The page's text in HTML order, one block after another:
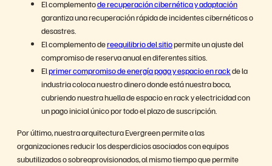
El complementode recuperación cibernética y adaptación
garantiza una recuperación rápida de incidentes cibernéticos o
desastres.
El complemento dereequilibrio del sitiopermite un ajuste del
compromiso de reserva anual en diferentes sitios.
Elprimer compromiso de energía paga y espacio en rackde la
industria coloca nuestro dinero donde está nuestra boca,
cubriendo nuestra huella de espacio en rack y electricidad con
un pago inicial único por todo el plazo de suscripción.
Por último, nuestra arquitectura Evergreen permite a las
organizaciones reducir los desperdicios asociados con equipos
subutilizados o sobreaprovisionados, al mismo tiempo que permite